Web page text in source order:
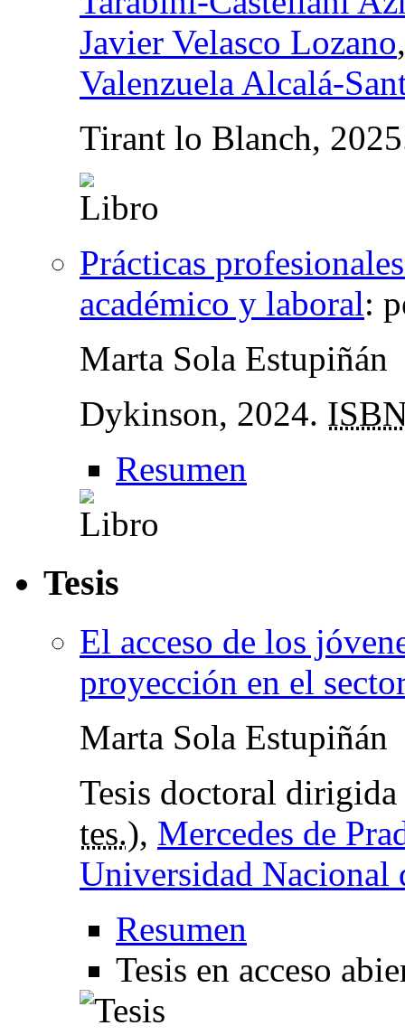
Javier Velasco Lozano
Valenzuela Alcalá-
Tirant lo Blanch,
Prácticas
académico y laboral:
Marta Sola Estupiñán
Dykinson, 2024.
Resumen
Tesis
El acceso de los
proyección en el
Marta Sola Estupiñán
Tesis doctoral
tes.), Mercedes de
Universidad Nacional
Resumen
Tesis en acceso